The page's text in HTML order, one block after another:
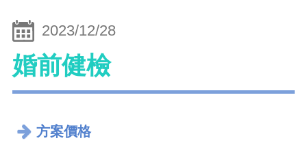
2023/12/28
婚前健檢
​方案價格